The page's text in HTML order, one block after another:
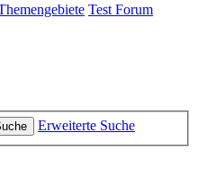
Test Forum
Erweiterte Suche